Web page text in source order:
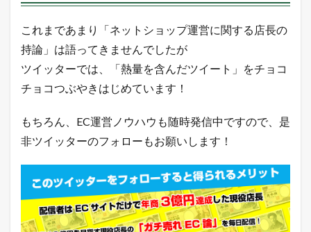
1
間
の
売
上
額
2.1
直
1
間
の
月
次
これまであまり「ネットショップ運営に関する店長の
持論」は語ってきませんでしたが
ツイッターでは、「熱量を含んだツイート」をチョコ
チョコつぶやきはじめています！
もちろん、EC運営ノウハウも随時発信中ですので、是
非ツイッターのフォローもお願いします！